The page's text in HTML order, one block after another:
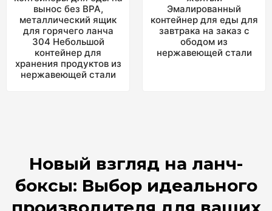
вынос без BPA,
металлический ящик
для горячего ланча
304 Небольшой
контейнер для
хранения продуктов из
нержавеющей стали
Эмалированный
контейнер для еды для
завтрака на заказ с
ободом из
нержавеющей стали
Новый взгляд на ланч-
боксы: Выбор идеального